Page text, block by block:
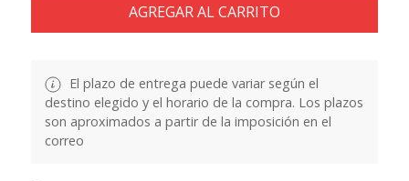
AGREGAR AL CARRITO
El plazo de entrega puede variar según el
destino elegido y el horario de la compra. Los plazos
son aproximados a partir de la imposición en el
correo